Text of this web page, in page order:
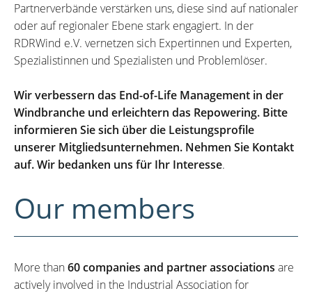
Partnerverbände verstärken uns, diese sind auf nationaler
oder auf regionaler Ebene stark engagiert. In der
RDRWind e.V. vernetzen sich Expertinnen und Experten,
Spezialistinnen und Spezialisten und Problemlöser.
Wir verbessern das End-of-Life Management in der
Windbranche und erleichtern das Repowering. Bitte
informieren Sie sich über die Leistungsprofile
unserer Mitgliedsunternehmen. Nehmen Sie Kontakt
auf. Wir bedanken uns für Ihr Interesse.
Our members
More than60 companies and partner associations are
actively involved in the Industrial Association for